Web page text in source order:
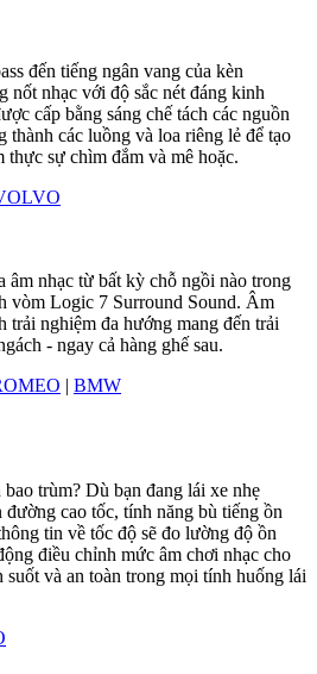
đến tiếng ngân vang của kèn
nốt nhạc với độ sắc nét đáng kinh
cấp bằng sáng chế tách các nguồn
thành các luồng và loa riêng lẻ để tạo
thực sự chìm đắm và mê hoặc.
nhạc từ bất kỳ chỗ ngồi nào trong
vòm Logic 7 Surround Sound. Âm
trải nghiệm đa hướng mang đến trải
- ngay cả hàng ghế sau.
| BMW
trùm? Dù bạn đang lái xe nhẹ
đường cao tốc, tính năng bù tiếng ồn
tin về tốc độ sẽ đo lường độ ồn
điều chỉnh mức âm chơi nhạc cho
suốt và an toàn trong mọi tính huống lái